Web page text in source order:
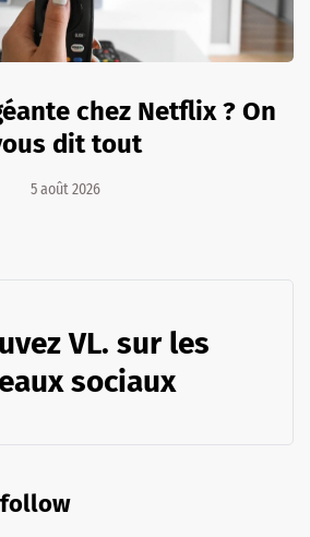
chez Netflix ? On
dit tout
5 août 2026
VL. sur les
sociaux